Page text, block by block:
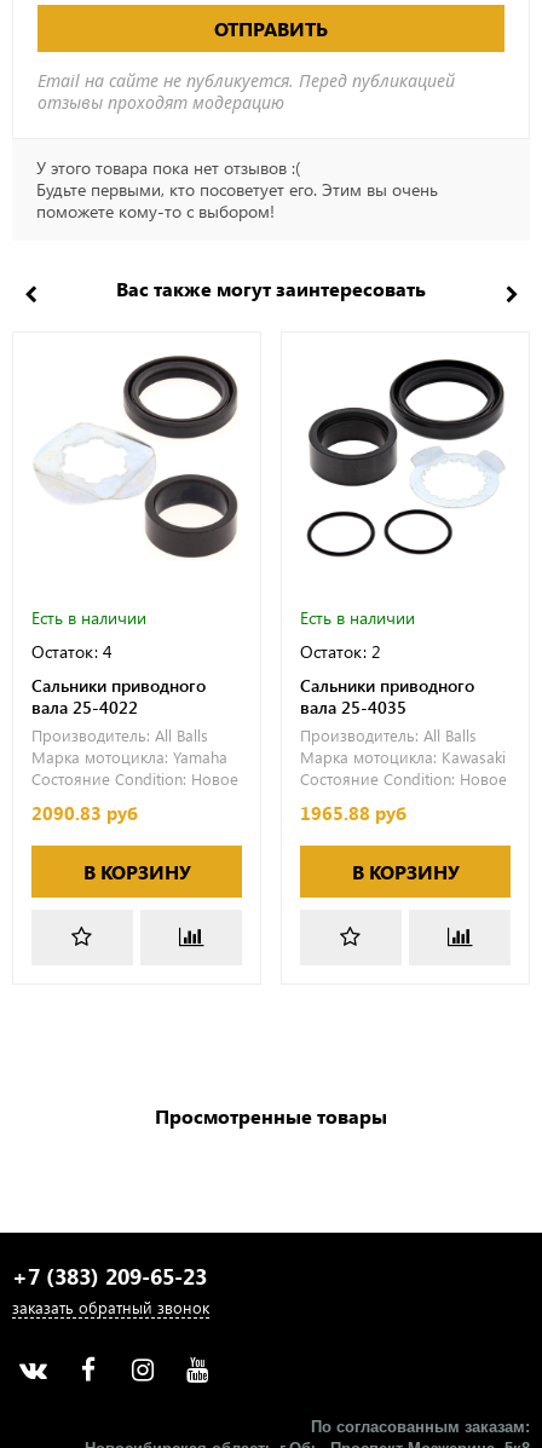
ОТПРАВИТЬ
Email на сайте не публикуется. Перед публикацией
отзывы проходят модерацию
У этого товара пока нет отзывов :(
Будьте первыми, кто посоветует его. Этим вы очень
поможете кому-то с выбором!
Вас также могут заинтересовать
Есть в наличии
Остаток: 4
Сальники приводного
вала 25-4022
Производитель: All Balls
Марка мотоцикла: Yamaha
Состояние Condition: Новое
2090.83 руб
В КОРЗИНУ
Есть в наличии
Остаток: 2
Сальники приводного
вала 25-4035
Производитель: All Balls
Марка мотоцикла: Kawasaki
Состояние Condition: Новое
1965.88 руб
В КОРЗИНУ
Просмотренные товары
+7 (383) 209-65-23
заказать обратный звонок
По согласованным заказам: